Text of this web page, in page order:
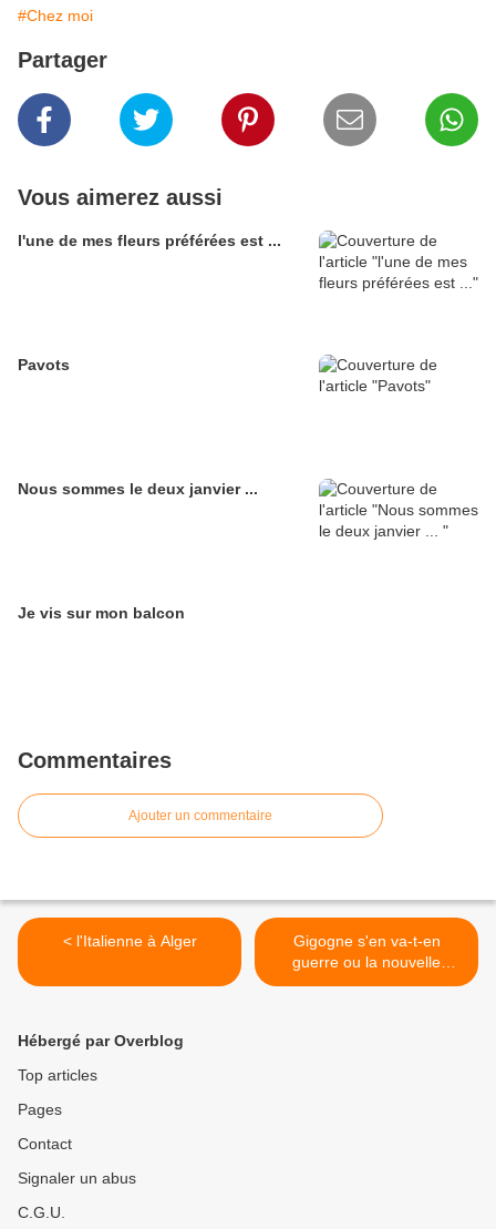
#Chez moi
Partager
Vous aimerez aussi
l'une de mes fleurs préférées est ...
Pavots
Nous sommes le deux janvier ...
Je vis sur mon balcon
Commentaires
Ajouter un commentaire
< l'Italienne à Alger
Gigogne s'en va-t-en
guerre ou la nouvelle
parodie de pierrot-cadmus
Hébergé par Overblog
Top articles
Pages
Contact
Signaler un abus
C.G.U.